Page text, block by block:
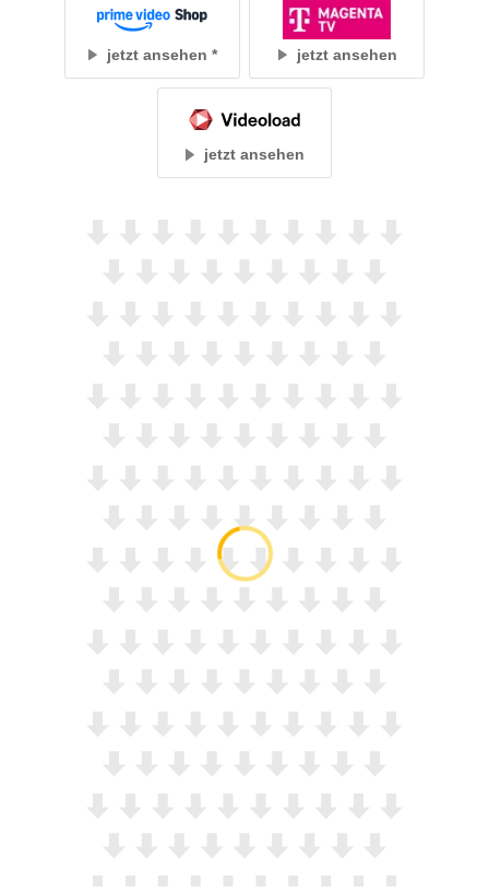
jetzt ansehen jetzt ansehen
jetzt ansehen